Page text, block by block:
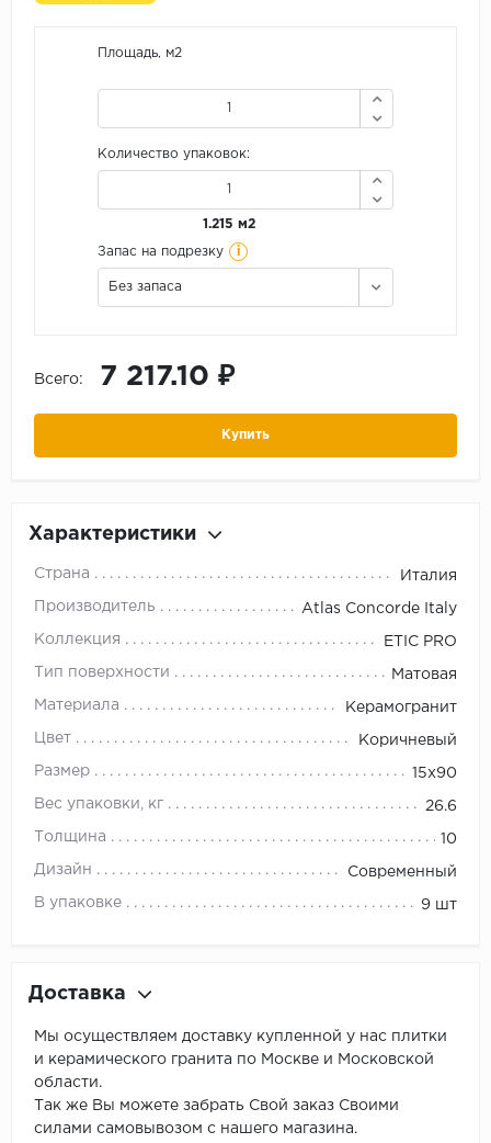
Площадь, м2
Количество упаковок:
1.215 м2
Запас на подрезку i
Без запаса
Всего: 7 217.10 ₽
Купить
Характеристики
Страна Италия
Производитель Atlas Concorde Italy
Коллекция ETIC PRO
Тип поверхности Матовая
Материала Керамогранит
Цвет Коричневый
Размер 15x90
Вес упаковки, кг 26.6
Толщина 10
Дизайн Современный
В упаковке 9 шт
Доставка
Мы осуществляем доставку купленной у нас плитки
и керамического гранита по Москве и Московской
области.
Так же Вы можете забрать Свой заказ Своими
силами самовывозом с нашего магазина.